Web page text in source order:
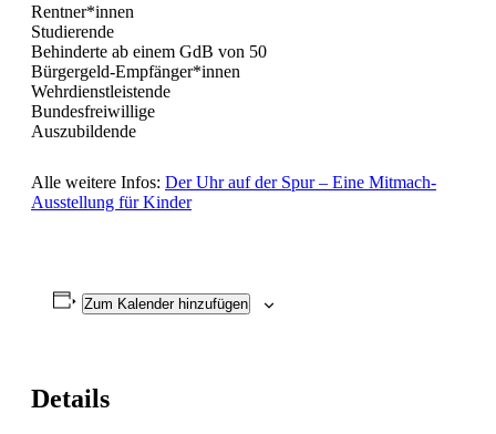
Rentner*innen
Studierende
Behinderte ab einem GdB von 50
Bürgergeld-Empfänger*innen
Wehrdienstleistende
Bundesfreiwillige
Auszubildende
Alle weitere Infos: Der Uhr auf der Spur – Eine Mitmach-
Ausstellung für Kinder
Zum Kalender hinzufügen
Details